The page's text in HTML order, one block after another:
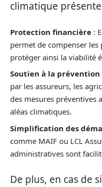
climatique
Protection financière :
permet de compenser
protéger ainsi la viabilité
Soutien à la prévention
par les assureurs, les
des mesures préventives
aléas climatiques.
Simplification des
comme MAIF ou LCL
administratives sont
De plus, en cas de